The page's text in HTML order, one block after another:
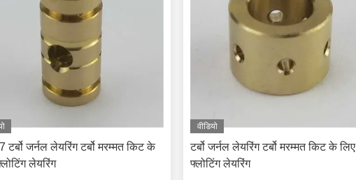
टर्बो जर्नल लेयरिंग टर्बो मरम्मत किट के
लेयरिंग
वीडियो
टर्बो जर्नल लेयरिंग टर्बो मरम्मत किट के लिए
फ्लोटिंग लेयरिंग